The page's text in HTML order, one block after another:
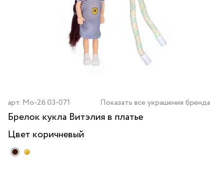
арт. Mo-26.03-071 Показать все украшения бренда
Брелок кукла Витэлия в платье
Цвет коричневый